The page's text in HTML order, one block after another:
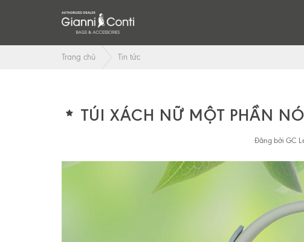
Trang chủ Tin tức
TÚI XÁCH NỮ MỘT PHẦN
Đăng bởi GC